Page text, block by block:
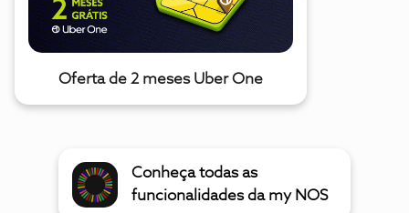
Oferta de 2 meses Uber One
Conheça todas as
funcionalidades da my NOS